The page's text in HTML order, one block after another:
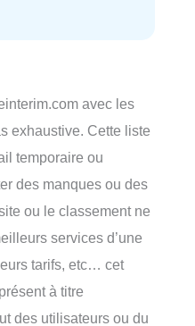
avec les
exhaustive. Cette liste
temporaire ou
des manques ou des
ou le classement ne
services d’une
tarifs, etc… cet
à titre
des utilisateurs ou du